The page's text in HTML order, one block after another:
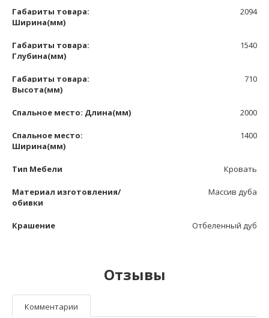
Габариты товара:
Ширина(мм)
2094
Габариты товара:
Глубина(мм)
1540
Габариты товара:
Высота(мм)
710
Спальное место: Длина(мм) 2000
Спальное место:
Ширина(мм)
1400
Тип Мебели Кровать
Материал изготовления/
обивки
Массив дуба
Крашение Отбеленный дуб
Отзывы
Комментарии